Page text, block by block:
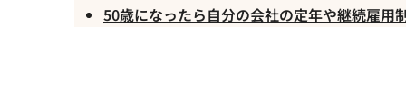
50歳になったら自分の会社の定年や継続雇用